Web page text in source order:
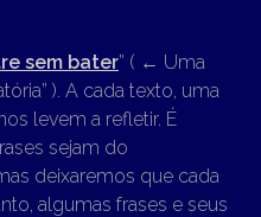
sem bater” ( ← Uma
). A cada texto, uma
levem a refletir. É
sejam do
deixaremos que cada
algumas frases e seus